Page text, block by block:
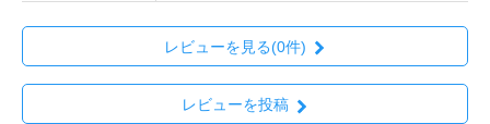
レビューを見る(0件)
レビューを投稿